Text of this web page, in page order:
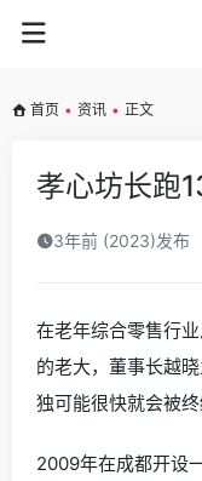
首页 • 资讯 • 正文
孝心坊长跑
3年前 (2023)发布
在老年综合零售行
的老大，董事长越
独可能很快就会被终
2009年在成都开设